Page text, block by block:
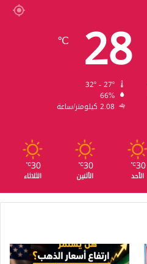
28
℃
66%
2.08 كيلومتر/ساعة
30
℃
الأحد
30
℃
الأثنين
30
℃
الثلاثاء